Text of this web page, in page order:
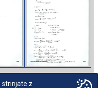
strinjate z